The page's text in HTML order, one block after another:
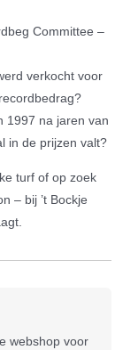
Committee –
verkocht voor
1997 na jaren van
in de prijzen valt?
turf of op zoek
– bij ’t Bockje
webshop voor